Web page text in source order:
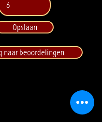
Opslaan
naar beoordelingen
Amateur Musical
Nederland